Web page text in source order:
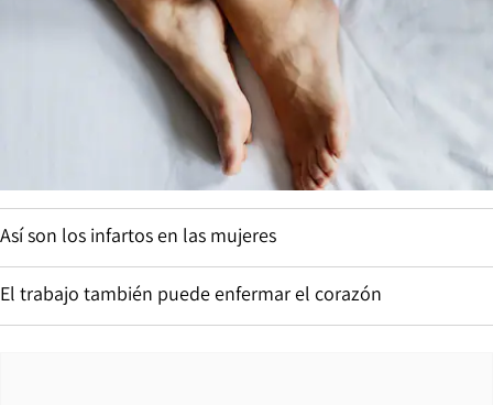
Así son los infartos en las mujeres
El trabajo también puede enfermar el corazón